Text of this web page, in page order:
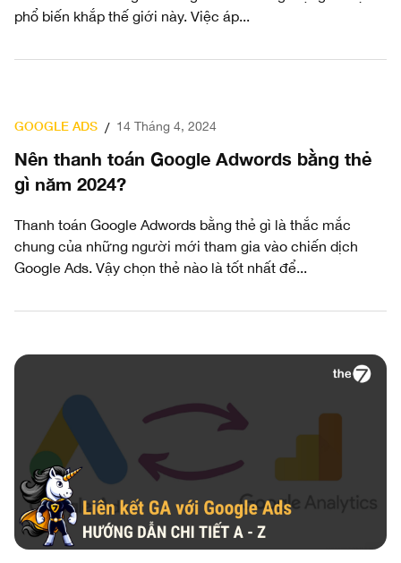
phổ biến khắp thế giới này. Việc áp...
GOOGLE ADS / 14 Tháng 4, 2024
Nên thanh toán Google Adwords bằng thẻ
gì năm 2024?
Thanh toán Google Adwords bằng thẻ gì là thắc mắc
chung của những người mới tham gia vào chiến dịch
Google Ads. Vậy chọn thẻ nào là tốt nhất để...